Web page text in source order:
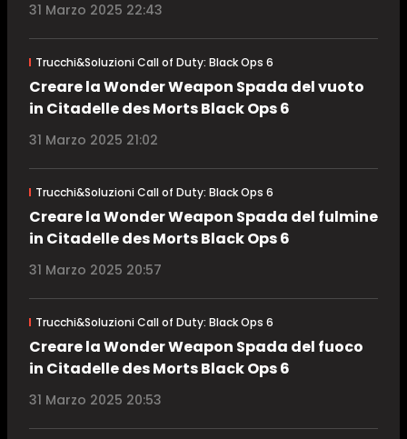
31 Marzo 2025 22:43
Trucchi&Soluzioni Call of Duty: Black Ops 6
Creare la Wonder Weapon Spada del vuoto
in Citadelle des Morts Black Ops 6
31 Marzo 2025 21:02
Trucchi&Soluzioni Call of Duty: Black Ops 6
Creare la Wonder Weapon Spada del fulmine
in Citadelle des Morts Black Ops 6
31 Marzo 2025 20:57
Trucchi&Soluzioni Call of Duty: Black Ops 6
Creare la Wonder Weapon Spada del fuoco
in Citadelle des Morts Black Ops 6
31 Marzo 2025 20:53